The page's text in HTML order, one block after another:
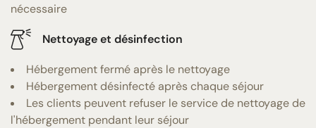
nécessaire
Nettoyage et désinfection
Hébergement fermé après le nettoyage
Hébergement désinfecté après chaque séjour
Les clients peuvent refuser le service de nettoyage de
l'hébergement pendant leur séjour